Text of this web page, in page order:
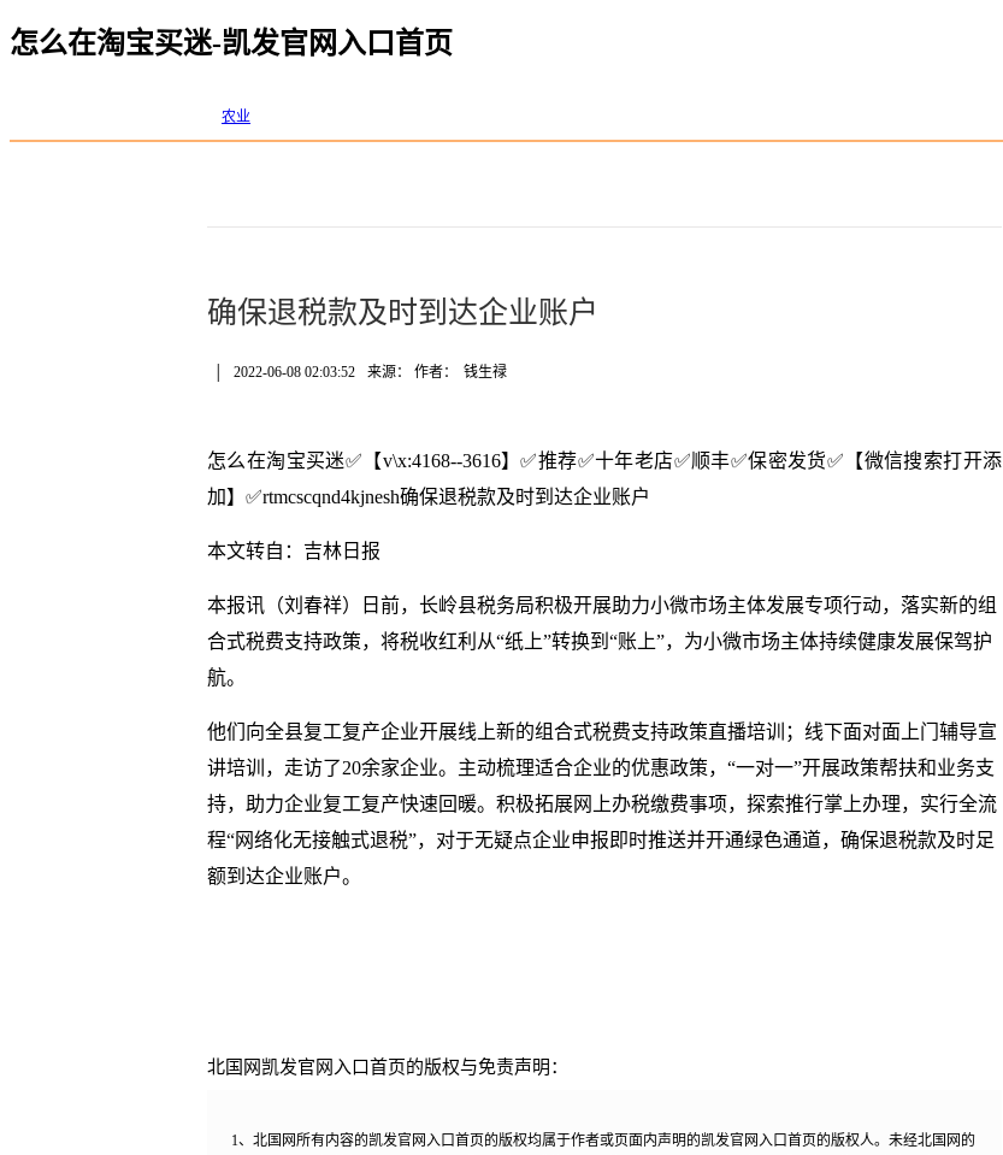
怎么在淘宝买迷-凯发官网入口首页
农业
确保退税款及时到达企业账户
2022-06-08 02:03:52 来源： 作者： 钱生禄
怎么在淘宝买迷✅【v\x:4168--3616】✅推荐✅十年老店✅顺丰✅保密发货✅【微信搜索打开添
加】✅rtmcscqnd4kjnesh确保退税款及时到达企业账户
本文转自：吉林日报
本报讯（刘春祥）日前，长岭县税务局积极开展助力小微市场主体发展专项行动，落实新的组
合式税费支持政策，将税收红利从“纸上”转换到“账上”，为小微市场主体持续健康发展保驾护
航。
他们向全县复工复产企业开展线上新的组合式税费支持政策直播培训；线下面对面上门辅导宣
讲培训，走访了20余家企业。主动梳理适合企业的优惠政策，“一对一”开展政策帮扶和业务支
持，助力企业复工复产快速回暖。积极拓展网上办税缴费事项，探索推行掌上办理，实行全流
程“网络化无接触式退税”，对于无疑点企业申报即时推送并开通绿色通道，确保退税款及时足
额到达企业账户。
北国网凯发官网入口首页的版权与免责声明：
1、北国网所有内容的凯发官网入口首页的版权均属于作者或页面内声明的凯发官网入口首页的版权人。未经北国网的